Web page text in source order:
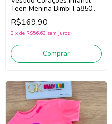
Teen Menina Bimbi Fa850
(Azul/Vermelho)
R$169,90
3 x de R$56,63 sem juros
Comprar